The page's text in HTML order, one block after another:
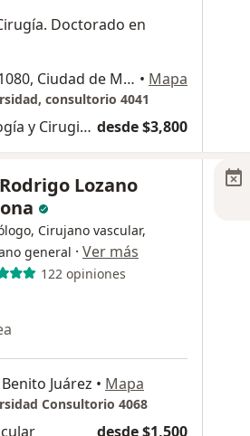
Doctorado en
Avenida Universidad 1080, Ciudad de México • Mapa
consultorio 4041
Primera visita Angiología y Cirugia Vascular desde $3,800
Lozano
Cirujano vascular,
general · Ver más
122 opiniones
Juárez • Mapa
Consultorio 4068
desde $1,500